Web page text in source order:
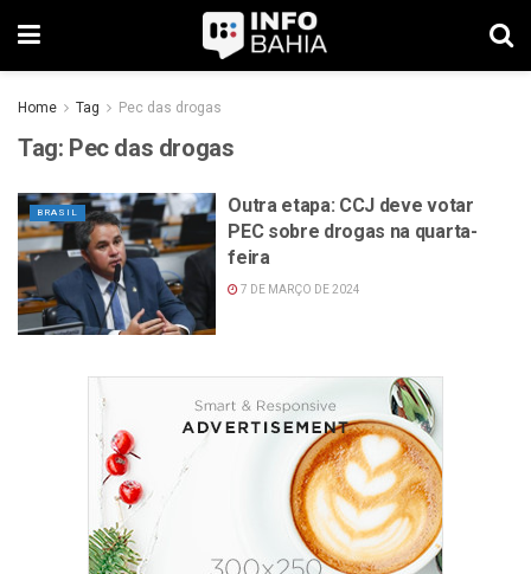
Home Tag Pec das drogas
Tag: Pec das drogas
BRASIL
Outra etapa: CCJ deve votar
PEC sobre drogas na quarta-
feira
7 DE MARÇO DE 2024